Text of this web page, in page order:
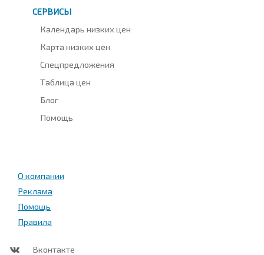
СЕРВИСЫ
Календарь низких цен
Карта низких цен
Спецпредложения
Таблица цен
Блог
Помощь
О компании
Реклама
Помощь
Правила
Вконтакте